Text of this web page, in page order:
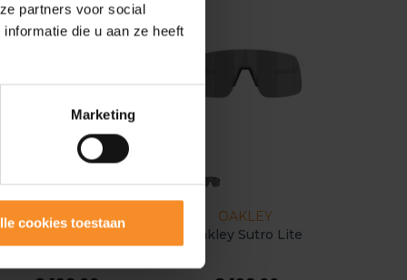
partners voor social
die u aan ze heeft
Marketing
cookies toestaan
OAKLEY
OAKLEY
Oakley Sutro Lite